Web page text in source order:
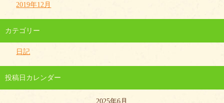
2019年12月
カテゴリー
日記
投稿日カレンダー
2025年6月